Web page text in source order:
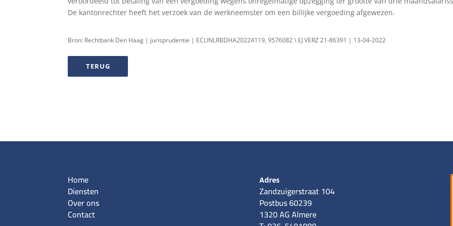
De kantonrechter heeft het verzoek van de werkneemster om een billijke vergoeding afgewezen.
Bron: Rechtbank Den Haag | jurisprudentie | ECLINLRBDHA20224119, 9576082 \ EJ VERZ 21-86391 | 13-04-2022
TERUG
Home
Diensten
Over ons
Contact
Adres
Zandzuigerstraat 104
Postbus 60239
1320 AG Almere